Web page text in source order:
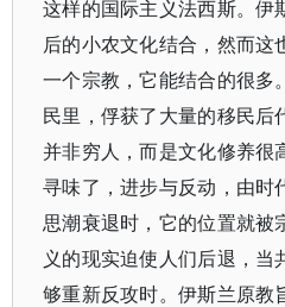
这样的国际主义法西斯。伊
后的小农文化结合，然而这
一个宗教，它能结合的很多
民里，俘获了大量的移民后
并非穷人，而是文化修养很
寻味了，进步与反动，由时
思潮衰退时，它的位置就被
义的现实迫使人们后退，
够重新反攻时。伊斯兰原教